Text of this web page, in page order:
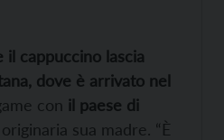
cappuccino lascia
dove è arrivato nel
con il paese di
sua madre. “È